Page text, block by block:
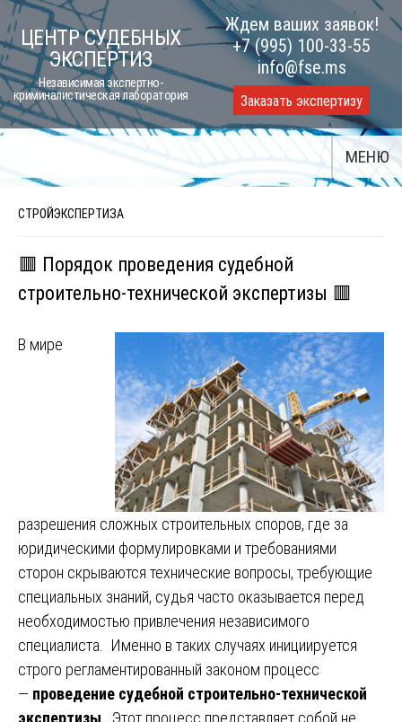
Skip
to
content
ЦЕНТР СУДЕБНЫХ
ЭКСПЕРТИЗ
Независимая экспертно-
криминалистическая лаборатория
Ждем ваших заявок!
+7 (995) 100-33-55
info@fse.ms
Заказать экспертизу
МЕНЮ
СТРОЙЭКСПЕРТИЗА
🟥 Порядок проведения судебной
строительно-технической экспертизы 🟥
В мире
разрешения сложных строительных споров, где за
юридическими формулировками и требованиями
сторон скрываются технические вопросы, требующие
специальных знаний, судья часто оказывается перед
необходимостью привлечения независимого
специалиста. Именно в таких случаях инициируется
строго регламентированный законом процесс
— проведение судебной строительно-технической
экспертизы . Этот процесс представляет собой не